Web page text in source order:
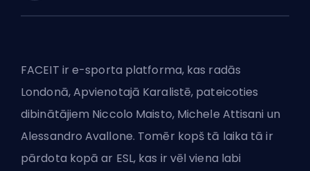
FACEIT ir e-sporta platforma, kas radās
Londonā, Apvienotajā Karalistē, pateicoties
dibinātājiem Niccolo Maisto, Michele Attisani un
Alessandro Avallone. Tomēr kopš tā laika tā ir
pārdota kopā ar ESL, kas ir vēl viena labi